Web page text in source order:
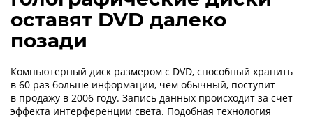
оставят DVD далеко
позади
Компьютерный диск размером с DVD, способный хранить
в 60 раз больше информации, чем обычный, поступит
в продажу в 2006 году. Запись данных происходит за счет
эффекта интерференции света. Подобная технология